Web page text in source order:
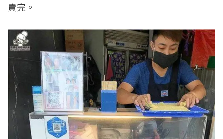
賣完。